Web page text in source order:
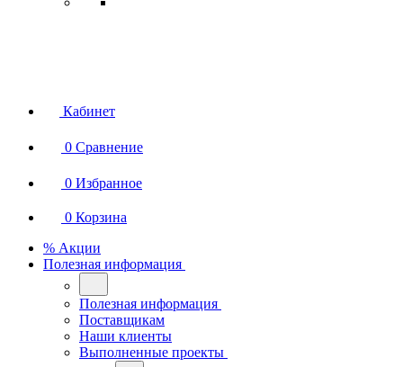
Кабинет
0 Сравнение
0 Избранное
0 Корзина
% Акции
Полезная информация
Полезная информация
Поставщикам
Наши клиенты
Выполненные проекты